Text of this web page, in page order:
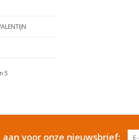
5
aan voor onze nieuwsbrief: